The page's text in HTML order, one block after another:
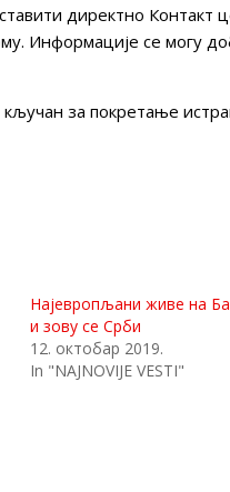
директно Контакт
Информације се могу
за покретање
Најевропљани живе на
и зову се Срби
12. октобар 2019.
In "NAJNOVIJE VESTI"